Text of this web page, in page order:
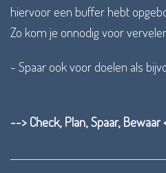
hiervoor een buffer hebt
Zo kom je onnodig voor
- Spaar ook voor doelen als
--> Check, Plan, Spaar,